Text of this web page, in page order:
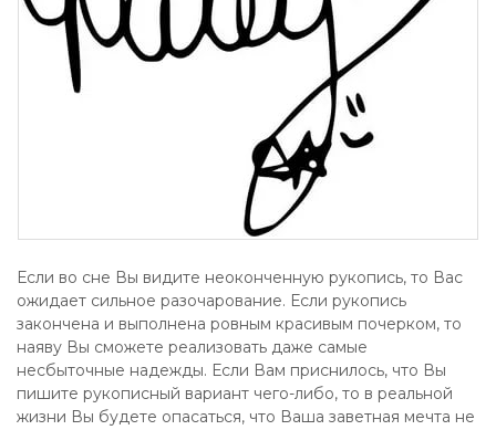
Если во сне Вы видите неоконченную рукопись, то Вас
ожидает сильное разочарование. Если рукопись
закончена и выполнена ровным красивым почерком, то
наяву Вы сможете реализовать даже самые
несбыточные надежды. Если Вам приснилось, что Вы
пишите рукописный вариант чего-либо, то в реальной
жизни Вы будете опасаться, что Ваша заветная мечта не